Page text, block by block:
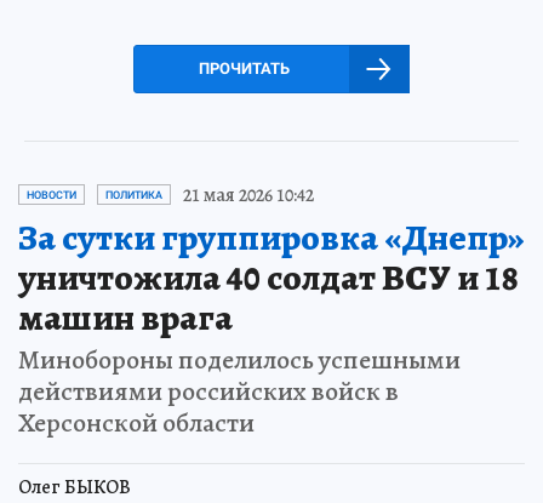
ПРОЧИТАТЬ
НОВОСТИ ПОЛИТИКА 21 мая 2026 10:42
За сутки группировка «Днепр»
уничтожила 40 солдат ВСУ и 18
машин врага
Минобороны поделилось успешными
действиями российских войск в
Херсонской области
Олег БЫКОВ